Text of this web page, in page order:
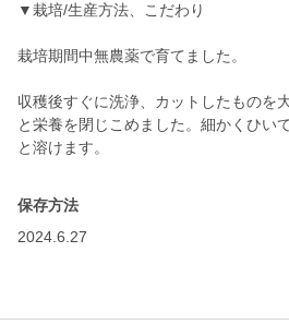
▼栽培/生産方法、こだわり
栽培期間中無農薬で育てました。
収穫後すぐに洗浄、カットしたものを
と栄養を閉じこめました。細かくひい
保存方法
2024.6.27